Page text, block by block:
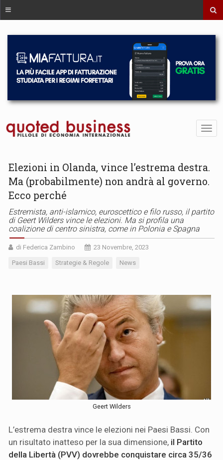
Elezioni in Olanda, vince l’estrema destra.
Ma (probabilmente) non andrà al governo.
Ecco perché
Estremista, anti-islamico, euroscettico e filo russo, il partito
di Geert Wilders vince le elezioni. Ma si profila una
coalizione di centro sinistra, come in Polonia e Spagna
di Federica Zambino 23 Novembre, 2023
Paesi Bassi Strategie & Regole News
Geert Wilders
L’estrema destra vince le elezioni nei Paesi Bassi. Con
un risultato inatteso per la sua dimensione, il Partito
della Libertà (PVV) dovrebbe conquistare circa 35/36